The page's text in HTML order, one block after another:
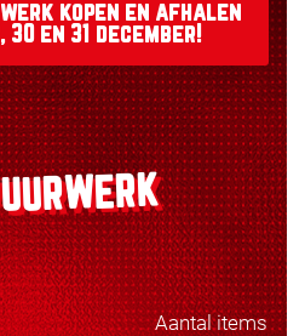
kopen en afhalen
en 31 december!
Aantal items